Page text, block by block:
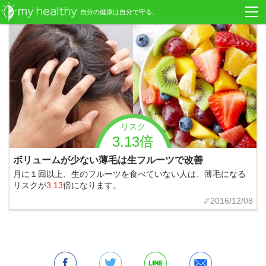
リスク
3.13倍
ボリュームが少ない薄毛は生フルーツで改善
月に１回以上、生のフルーツを食べていない人は、薄毛になる
リスクが3.13倍になります。
2016/12/08
自分の健康は自分で守る。